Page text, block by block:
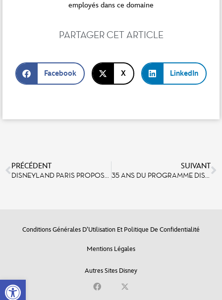
Open toolbar
employés dans ce domaine
PARTAGER CET ARTICLE
Facebook X LinkedIn
PRÉCÉDENT
DISNEYLAND PARIS PROPOSE POUR LA PREMIÈRE FOIS UNE VERSION EN LANGUE DES SIGNES FRANÇAISE DE SON SPECTACLE MICKEY ET LE MAGICIEN
SUIVANT
35 ANS DU PROGRAMME DISNEY VOLUNTEARS : RETOUR SUR UNE SEMAINE D’ACTIONS SOLIDAIRES
Conditions Générales D’Utilisation Et Politique De Confidentialité
Mentions Légales
Autres Sites Disney